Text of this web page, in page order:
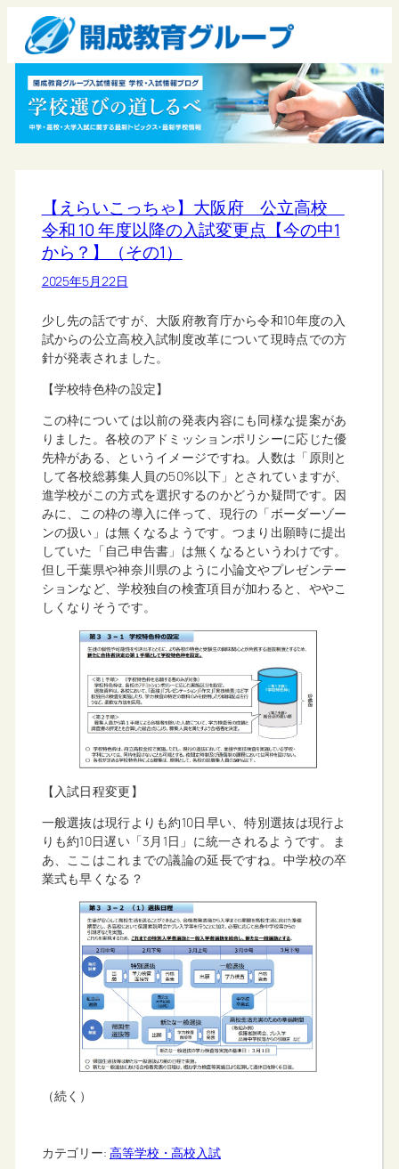
【えらいこっちゃ】大阪府 公立高校
令和 10 年度以降の入試変更点【今の中1
から？】（その1）
2025年5月22日
少し先の話ですが、大阪府教育庁から令和10年度の入
試からの公立高校入試制度改革について現時点での方
針が発表されました。
【学校特色枠の設定】
この枠については以前の発表内容にも同様な提案があ
りました。各校のアドミッションポリシーに応じた優
先枠がある、というイメージですね。人数は「原則と
して各校総募集人員の50%以下」とされていますが、
進学校がこの方式を選択するのかどうか疑問です。因
みに、この枠の導入に伴って、現行の「ボーダーゾー
ンの扱い」は無くなるようです。つまり出願時に提出
していた「自己申告書」は無くなるというわけです。
但し千葉県や神奈川県のように小論文やプレゼンテー
ションなど、学校独自の検査項目が加わると、ややこ
しくなりそうです。
【入試日程変更】
一般選抜は現行よりも約10日早い、特別選抜は現行よ
りも約10日遅い「3月1日」に統一されるようです。ま
あ、ここはこれまでの議論の延長ですね。中学校の卒
業式も早くなる？
（続く）
カテゴリー: 高等学校・高校入試